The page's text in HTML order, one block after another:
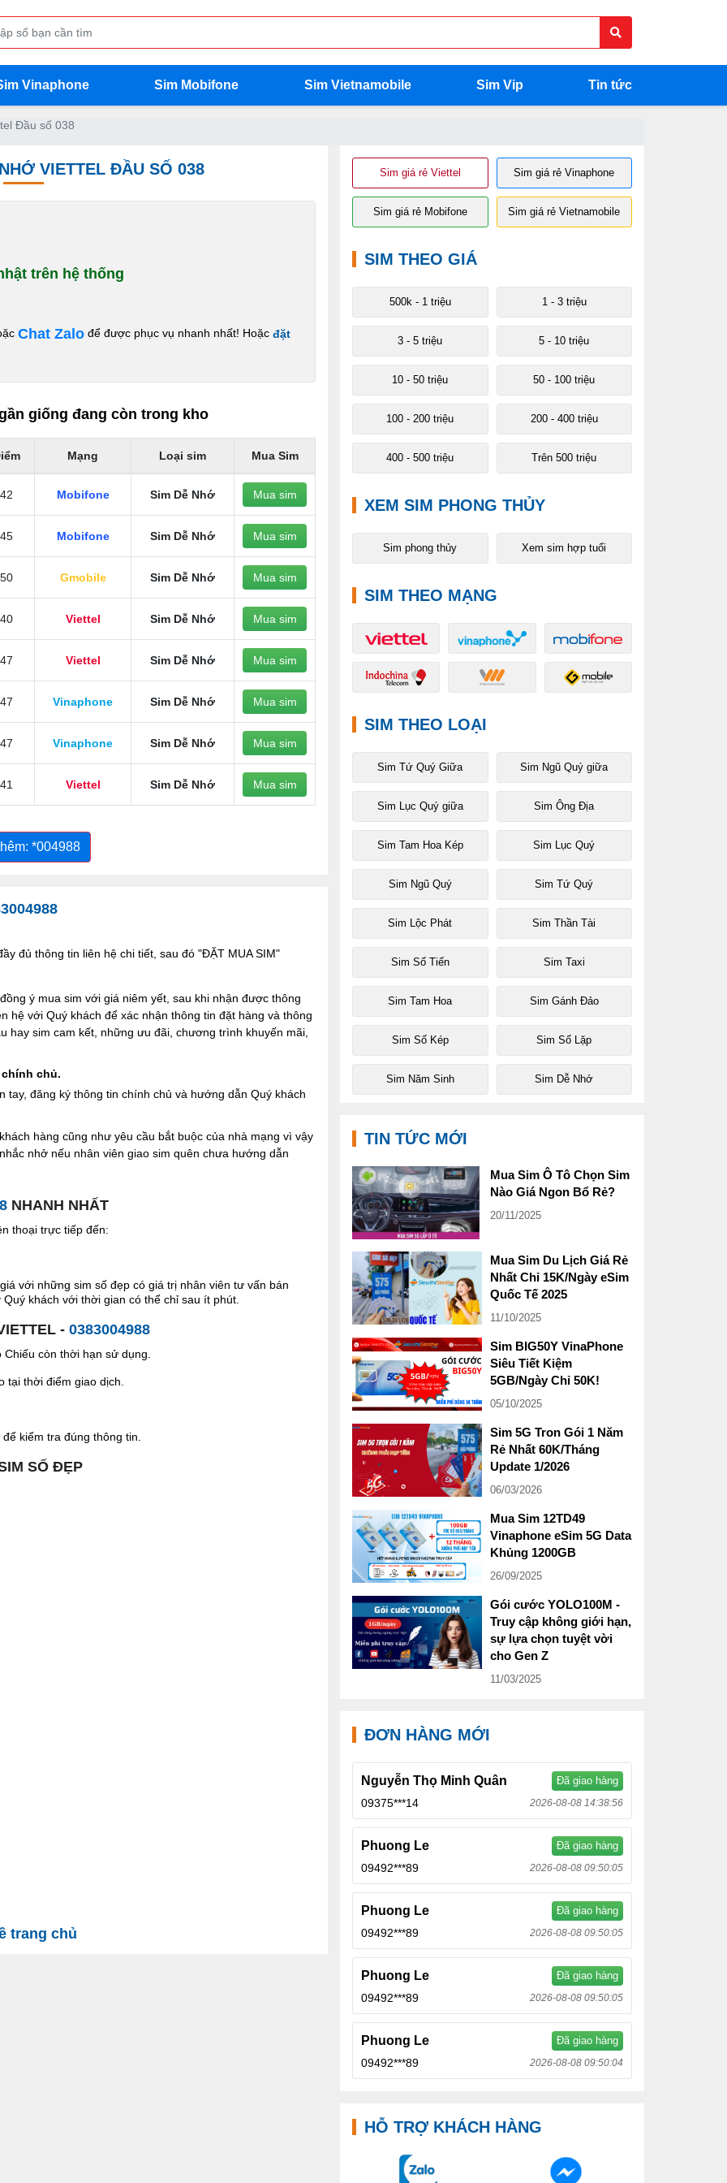
Vinaphone Sim Mobifone Sim Vietnamobile Sim Vip Tin tức
Đầu số 038
VIETTEL ĐẦU SỐ 038
trên hệ thống
Chat Zalo để được phục vụ nhanh nhất! Hoặc đặt
giống đang còn trong kho
Mạng Loại sim Mua Sim
42 Mobifone Sim Dễ Nhớ Mua sim
45 Mobifone Sim Dễ Nhớ Mua sim
50 Gmobile Sim Dễ Nhớ Mua sim
40 Viettel Sim Dễ Nhớ Mua sim
47 Viettel Sim Dễ Nhớ Mua sim
47 Vinaphone Sim Dễ Nhớ Mua sim
47 Vinaphone Sim Dễ Nhớ Mua sim
41 Viettel Sim Dễ Nhớ Mua sim
*004988
đủ thông tin liên hệ chi tiết, sau đó "ĐẶT MUA SIM"
ý mua sim với giá niêm yết, sau khi nhận được thông
hệ với Quý khách để xác nhận thông tin đặt hàng và thông
hay sim cam kết, những ưu đãi, chương trình khuyến mãi,
chủ.
tay, đăng ký thông tin chính chủ và hướng dẫn Quý khách
hàng cũng như yêu cầu bắt buộc của nhà mạng vì vậy
nhở nếu nhân viên giao sim quên chưa hướng dẫn
NHANH NHẤT
thoại trực tiếp đến:
với những sim số đẹp có giá trị nhân viên tư vấn bán
khách với thời gian có thể chỉ sau ít phút.
- 0383004988
còn thời hạn sử dụng.
tại thời điểm giao dịch.
kiểm tra đúng thông tin.
SỐ ĐẸP
trang chủ
Sim giá rẻ Viettel Sim giá rẻ Vinaphone
Sim giá rẻ Mobifone Sim giá rẻ Vietnamobile
SIM THEO GIÁ
500k - 1 triệu 1 - 3 triệu
3 - 5 triệu 5 - 10 triệu
10 - 50 triệu 50 - 100 triệu
100 - 200 triệu 200 - 400 triệu
400 - 500 triệu Trên 500 triệu
XEM SIM PHONG THỦY
Sim phong thủy Xem sim hợp tuổi
SIM THEO MẠNG
SIM THEO LOẠI
Sim Tứ Quý Giữa Sim Ngũ Quý giữa
Sim Lục Quý giữa Sim Ông Địa
Sim Tam Hoa Kép Sim Lục Quý
Sim Ngũ Quý Sim Tứ Quý
Sim Lộc Phát Sim Thần Tài
Sim Số Tiến Sim Taxi
Sim Tam Hoa Sim Gánh Đảo
Sim Số Kép Sim Số Lặp
Sim Năm Sinh Sim Dễ Nhớ
TIN TỨC MỚI
Mua Sim Ô Tô Chọn Sim
Nào Giá Ngon Bổ Rẻ?
20/11/2025
Mua Sim Du Lịch Giá Rẻ
Nhất Chỉ 15K/Ngày eSim
Quốc Tế 2025
11/10/2025
Sim BIG50Y VinaPhone
Siêu Tiết Kiệm
5GB/Ngày Chỉ 50K!
05/10/2025
Sim 5G Tron Gói 1 Năm
Rẻ Nhất 60K/Tháng
Update 1/2026
06/03/2026
Mua Sim 12TD49
Vinaphone eSim 5G Data
Khủng 1200GB
26/09/2025
Gói cước YOLO100M -
Truy cập không giới hạn,
sự lựa chọn tuyệt vời
cho Gen Z
11/03/2025
ĐƠN HÀNG MỚI
Nguyễn Thọ Minh Quân Đã giao hàng
09375***14 2026-08-08 14:38:56
Phuong Le Đã giao hàng
09492***89 2026-08-08 09:50:05
Phuong Le Đã giao hàng
09492***89 2026-08-08 09:50:05
Phuong Le Đã giao hàng
09492***89 2026-08-08 09:50:05
Phuong Le Đã giao hàng
09492***89 2026-08-08 09:50:04
HỖ TRỢ KHÁCH HÀNG